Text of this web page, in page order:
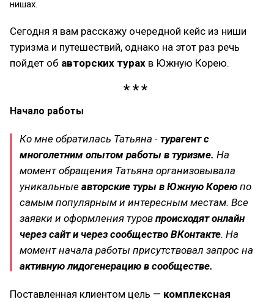
нишах.
Сегодня я вам расскажу очередной кейс из ниши
туризма и путешествий, однако на этот раз речь
пойдет об авторских турах в Южную Корею.
Начало работы
Ко мне обратилась Татьяна - турагент с
многолетним опытом работы в туризме. На
момент обращения Татьяна организовывала
уникальные авторские туры в Южную Корею по
самым популярным и интересным местам. Все
заявки и оформления туров происходят онлайн
через сайт и через сообщество ВКонтакте. На
момент начала работы присутствовал запрос на
активную лидогенерацию в сообществе.
Поставленная клиентом цель — комплексная